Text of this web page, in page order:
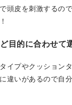
頭皮を刺激するの
目的に合わせて
イプやクッション
違いがあるので自